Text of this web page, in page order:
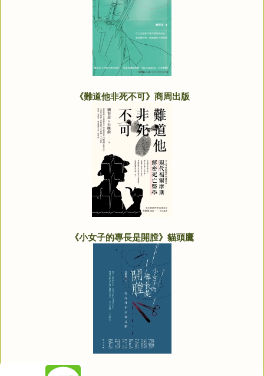
《難道他非死不可》商周出版
《小女子的專長是開膛》貓頭鷹